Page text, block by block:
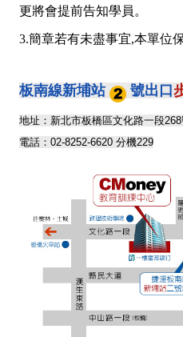
更將會提前告知學員。
3.簡章若有未盡事宜,本單位
板南線新埔站 號出口
地址：新北市板橋區文化路一段
電話：02-8252-6620 分機229